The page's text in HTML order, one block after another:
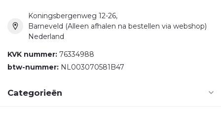
Koningsbergenweg 12-26,
Barneveld (Alleen afhalen na bestellen via webshop)
Nederland
KVK nummer: 76334988
btw-nummer: NL003070581B47
Categorieën